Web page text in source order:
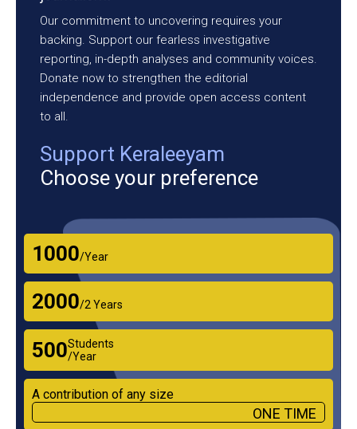
Our commitment to uncovering requires your
backing. Support our fearless investigative
reporting, in-depth analyses and community voices.
Donate now to strengthen the editorial
independence and provide open access content
to all.
Support Keraleeyam
Choose your preference
₹1000/Year
₹2000/2 Years
₹500Students
/Year
A contribution of any size
ONE TIME